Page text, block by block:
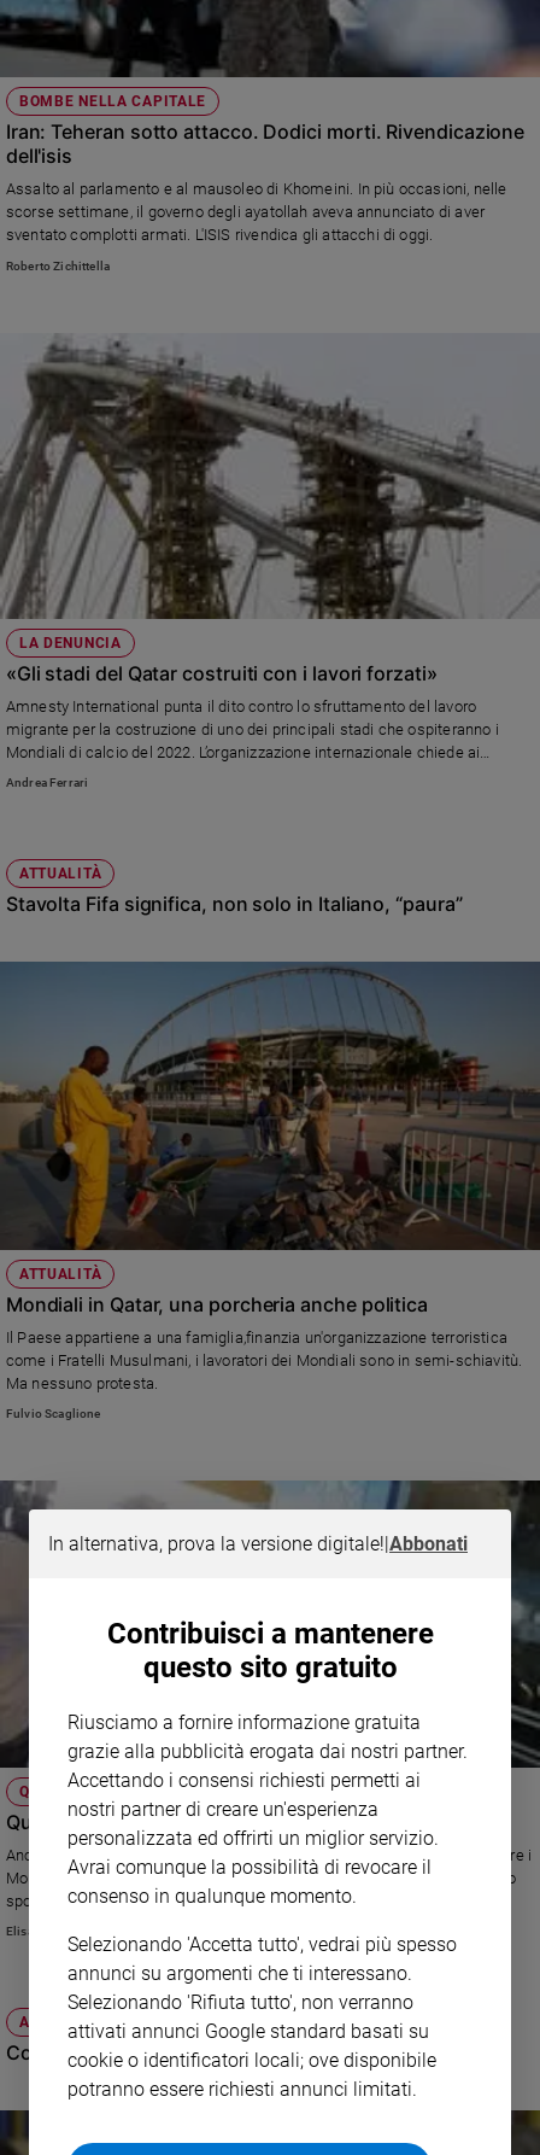
BOMBE NELLA CAPITALE
Iran: Teheran sotto attacco. Dodici morti. Rivendicazione
dell'isis
Assalto al parlamento e al mausoleo di Khomeini. In più occasioni, nelle
scorse settimane, il governo degli ayatollah aveva annunciato di aver
sventato complotti armati. L'ISIS rivendica gli attacchi di oggi.
Roberto Zichittella
LA DENUNCIA
«Gli stadi del Qatar costruiti con i lavori forzati»
Amnesty International punta il dito contro lo sfruttamento del lavoro
migrante per la costruzione di uno dei principali stadi che ospiteranno i
Mondiali di calcio del 2022. L’organizzazione internazionale chiede ai
principali sponsor, tra cui Adidas, Coca-Cola e McDonald's di fare pressioni
Andrea Ferrari
ATTUALITÀ
Stavolta Fifa significa, non solo in Italiano, “paura”
ATTUALITÀ
Mondiali in Qatar, una porcheria anche politica
Il Paese appartiene a una famiglia,finanzia un'organizzazione terroristica
come i Fratelli Musulmani, i lavoratori dei Mondiali sono in semi-schiavitù.
Ma nessuno protesta.
Fulvio Scaglione
QATAR 2022
Quando gli affari sconfiggono lo sport
Ancor prima che scoppiassero gli scandali s'era capito che nell'assegnare i
Mondiali al Qatar le esigenze degli affari avevano stravinto su quelle dello
sport.
Elisa Chiari
ATTUALITÀ
Coppa d’Asia: il calcio come prodigioso “collante”
In alternativa, prova la versione digitale!|Abbonati
Contribuisci a mantenere
questo sito gratuito
Riusciamo a fornire informazione gratuita
grazie alla pubblicità erogata dai nostri partner.
Accettando i consensi richiesti permetti ai
nostri partner di creare un'esperienza
personalizzata ed offrirti un miglior servizio.
Avrai comunque la possibilità di revocare il
consenso in qualunque momento.
Selezionando 'Accetta tutto', vedrai più spesso
annunci su argomenti che ti interessano.
Selezionando 'Rifiuta tutto', non verranno
attivati annunci Google standard basati su
cookie o identificatori locali; ove disponibile
potranno essere richiesti annunci limitati.